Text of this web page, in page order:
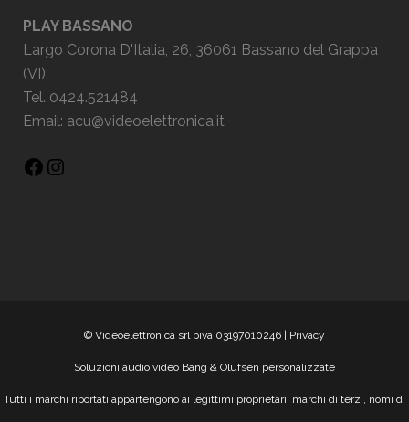
PLAY BASSANO
Largo Corona D'Italia, 26, 36061 Bassano del Grappa
(VI)
Tel. 0424.521484
Email: acu@videoelettronica.it
© Videoelettronica srl piva 03197010246 | Privacy
Soluzioni audio video Bang & Olufsen personalizzate
Tutti i marchi riportati appartengono ai legittimi proprietari; marchi di terzi, nomi di